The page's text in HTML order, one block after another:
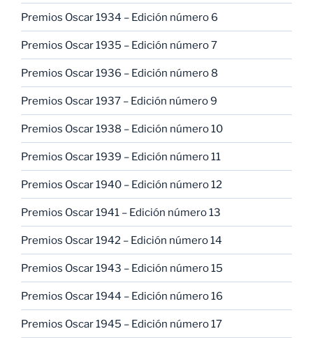
Premios Oscar 1934 – Edición número 6
Premios Oscar 1935 – Edición número 7
Premios Oscar 1936 – Edición número 8
Premios Oscar 1937 – Edición número 9
Premios Oscar 1938 – Edición número 10
Premios Oscar 1939 – Edición número 11
Premios Oscar 1940 – Edición número 12
Premios Oscar 1941 – Edición número 13
Premios Oscar 1942 – Edición número 14
Premios Oscar 1943 – Edición número 15
Premios Oscar 1944 – Edición número 16
Premios Oscar 1945 – Edición número 17